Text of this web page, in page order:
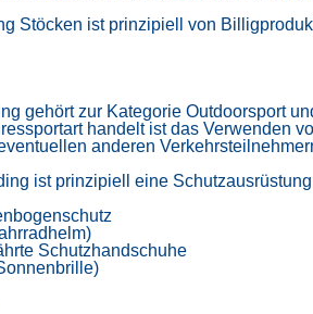
Stöcken ist prinzipiell von
gehört zur Kategorie Outdoorsport
handelt ist das Verwenden
anderen
ist prinzipiell eine
Schutzhandschuhe